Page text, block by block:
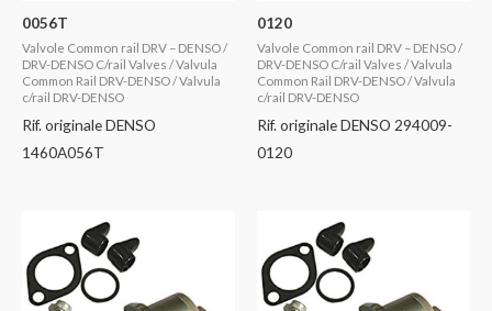
0056T
Valvole Common rail DRV – DENSO /
DRV-DENSO C/rail Valves / Valvula
Common Rail DRV-DENSO / Valvula
c/rail DRV-DENSO
Rif. originale DENSO
1460A056T
0120
Valvole Common rail DRV – DENSO /
DRV-DENSO C/rail Valves / Valvula
Common Rail DRV-DENSO / Valvula
c/rail DRV-DENSO
Rif. originale DENSO 294009-
0120